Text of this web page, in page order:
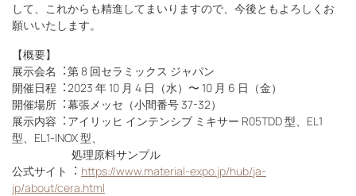
して、これからも精進してまいりますので、今後ともよろしくお
願いいたします。
【概要】
展⽰会名︓第 8 回セラミックス ジャパン
開催⽇程︓2023 年 10 ⽉ 4 ⽇（⽔）〜 10 ⽉ 6 ⽇（⾦）
開催場所︓幕張メッセ（⼩間番号 37-32）
展⽰内容︓アイリッヒ インテンシブ ミキサー R05TDD 型、EL1
型、EL1-INOX 型、
処理原料サンプル
公式サイト︓ https://www.material-expo.jp/hub/ja-
jp/about/cera.html